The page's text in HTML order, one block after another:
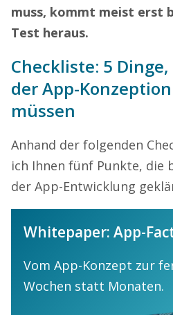
muss, kommt meist erst
Test heraus.
Checkliste: 5
der App-
müssen
Anhand der folgenden
ich Ihnen fünf Punkte, die
der App-Entwicklung
Whitepaper: App-
Vom App-Konzept zur
Wochen statt Monaten.